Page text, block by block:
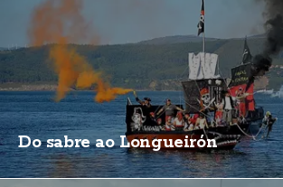
Do sabre ao Longueirón